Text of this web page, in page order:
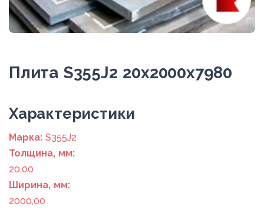
Плита S355J2 20x2000x7980
Xарактеристики
Марка: S355J2
Толщина, мм:
20,00
Ширина, мм:
2000,00